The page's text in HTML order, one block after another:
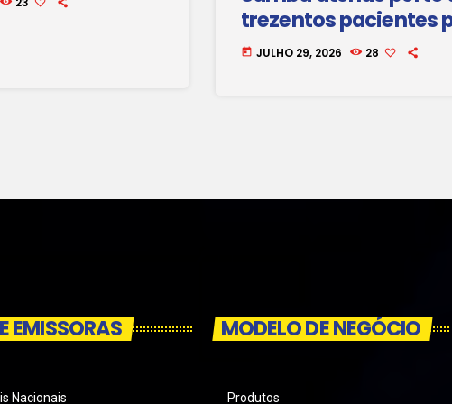
trezentos pacientes
today JULHO 29, 2026 28
EMISSORAS
Nacionais
MODELO DE NEGÓCIO
Produtos